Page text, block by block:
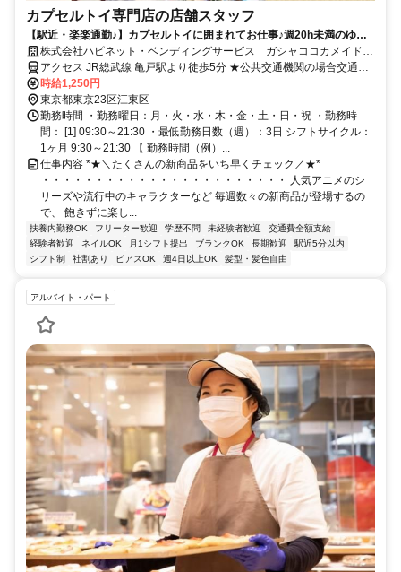
カプセルトイ専門店の店舗スタッフ
【駅近・楽楽通勤♪】カプセルトイに囲まれてお仕事♪週20h未満のゆっ
たり働けるシフトです◎髪色自由・ネイル＆ピアスOK
株式会社ハピネット・ベンディングサービス ガシャココカメイドク
ロック
アクセス JR総武線 亀戸駅より徒歩5分 ★公共交通機関の場合交通費
全額支給
時給1,250円
東京都東京23区江東区
勤務時間 ・勤務曜日：月・火・水・木・金・土・日・祝 ・勤務時
間： [1] 09:30～21:30 ・最低勤務日数（週）：3日 シフトサイクル：
1ヶ月 9:30～21:30 【 勤務時間（例）...
仕事内容 *★＼たくさんの新商品をいち早くチェック／★*
・・・・・・・・・・・・・・・・・・・・・・・ 人気アニメのシ
リーズや流行中のキャラクターなど 毎週数々の新商品が登場するの
で、 飽きずに楽し...
扶養内勤務OK フリーター歓迎 学歴不問 未経験者歓迎
交通費全額支給
経験者歓迎
ネイルOK 月1シフト提出 ブランクOK 長期歓迎
駅近5分以内
シフト制
社割あり ピアスOK 週4日以上OK 髪型・髪色自由
アルバイト・パート